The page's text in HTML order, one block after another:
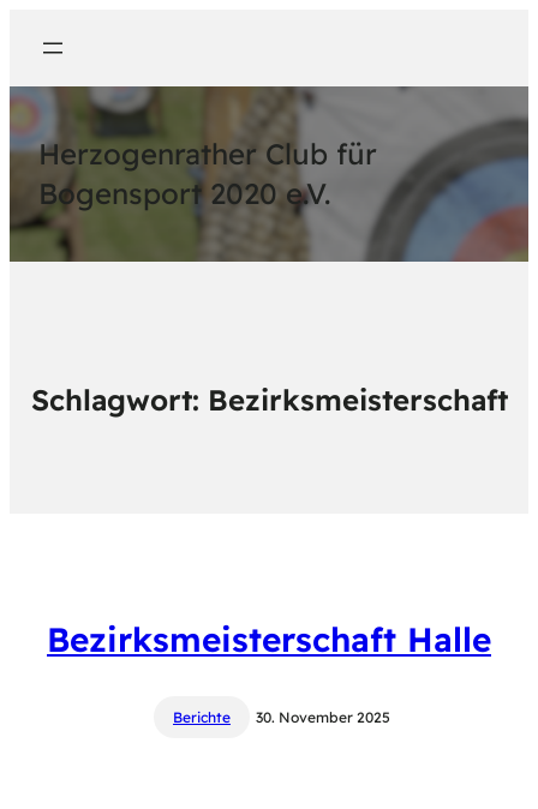
Herzogenrather Club für
Bogensport 2020 e.V.
Schlagwort: Bezirksmeisterschaft
Bezirksmeisterschaft Halle
Berichte 30. November 2025